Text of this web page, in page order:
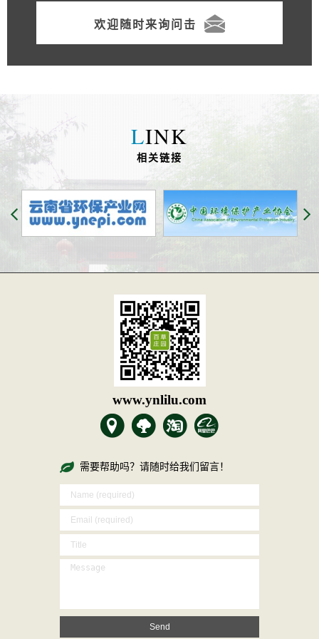
欢迎随时来询问击
LINK
相关链接
www.ynlilu.com
需要帮助吗？请随时给我们留言！